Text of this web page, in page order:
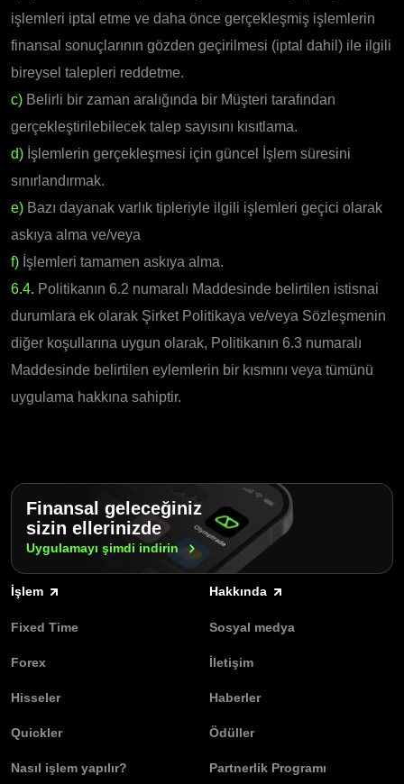
işlemleri iptal etme ve daha önce gerçekleşmiş işlemlerin
finansal sonuçlarının gözden geçirilmesi (iptal dahil) ile ilgili
bireysel talepleri reddetme.
c) Belirli bir zaman aralığında bir Müşteri tarafından
gerçekleştirilebilecek talep sayısını kısıtlama.
d) İşlemlerin gerçekleşmesi için güncel İşlem süresini
sınırlandırmak.
e) Bazı dayanak varlık tipleriyle ilgili işlemleri geçici olarak
askıya alma ve/veya
f) İşlemleri tamamen askıya alma.
6.4. Politikanın 6.2 numaralı Maddesinde belirtilen istisnai
durumlara ek olarak Şirket Politikaya ve/veya Sözleşmenin
diğer koşullarına uygun olarak, Politikanın 6.3 numaralı
Maddesinde belirtilen eylemlerin bir kısmını veya tümünü
uygulama hakkına sahiptir.
Finansal geleceğiniz
sizin ellerinizde
Uygulamayı şimdi indirin
İşlem
Fixed Time
Forex
Hisseler
Quickler
Nasıl işlem yapılır?
Hakkında
Sosyal medya
İletişim
Haberler
Ödüller
Partnerlik Programı